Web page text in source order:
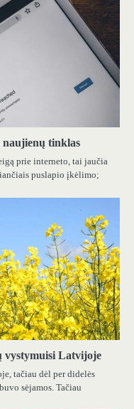
naujienų tinklas
prie interneto, tai jaučia
puslapio įkėlimo;
vystymuisi Latvijoje
tačiau dėl per didelės
sėjamos. Tačiau